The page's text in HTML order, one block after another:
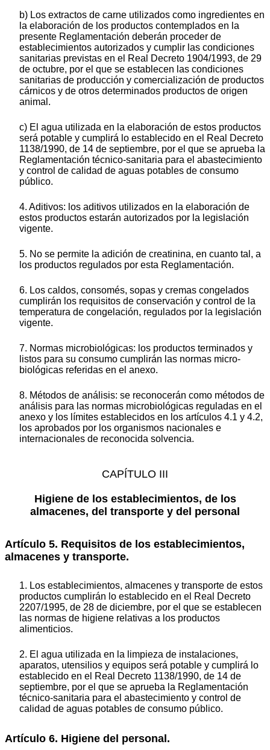
b) Los extractos de carne utilizados como ingredientes en
la elaboración de los productos contemplados en la
presente Reglamentación deberán proceder de
establecimientos autorizados y cumplir las condiciones
sanitarias previstas en el Real Decreto 1904/1993, de 29
de octubre, por el que se establecen las condiciones
sanitarias de producción y comercialización de productos
cárnicos y de otros determinados productos de origen
animal.
c) El agua utilizada en la elaboración de estos productos
será potable y cumplirá lo establecido en el Real Decreto
1138/1990, de 14 de septiembre, por el que se aprueba la
Reglamentación técnico-sanitaria para el abastecimiento
y control de calidad de aguas potables de consumo
público.
4. Aditivos: los aditivos utilizados en la elaboración de
estos productos estarán autorizados por la legislación
vigente.
5. No se permite la adición de creatinina, en cuanto tal, a
los productos regulados por esta Reglamentación.
6. Los caldos, consomés, sopas y cremas congelados
cumplirán los requisitos de conservación y control de la
temperatura de congelación, regulados por la legislación
vigente.
7. Normas microbiológicas: los productos terminados y
listos para su consumo cumplirán las normas micro-
biológicas referidas en el anexo.
8. Métodos de análisis: se reconocerán como métodos de
análisis para las normas microbiológicas reguladas en el
anexo y los límites establecidos en los artículos 4.1 y 4.2,
los aprobados por los organismos nacionales e
internacionales de reconocida solvencia.
CAPÍTULO III
Higiene de los establecimientos, de los
almacenes, del transporte y del personal
Artículo 5. Requisitos de los establecimientos,
almacenes y transporte.
1. Los establecimientos, almacenes y transporte de estos
productos cumplirán lo establecido en el Real Decreto
2207/1995, de 28 de diciembre, por el que se establecen
las normas de higiene relativas a los productos
alimenticios.
2. El agua utilizada en la limpieza de instalaciones,
aparatos, utensilios y equipos será potable y cumplirá lo
establecido en el Real Decreto 1138/1990, de 14 de
septiembre, por el que se aprueba la Reglamentación
técnico-sanitaria para el abastecimiento y control de
calidad de aguas potables de consumo público.
Artículo 6. Higiene del personal.